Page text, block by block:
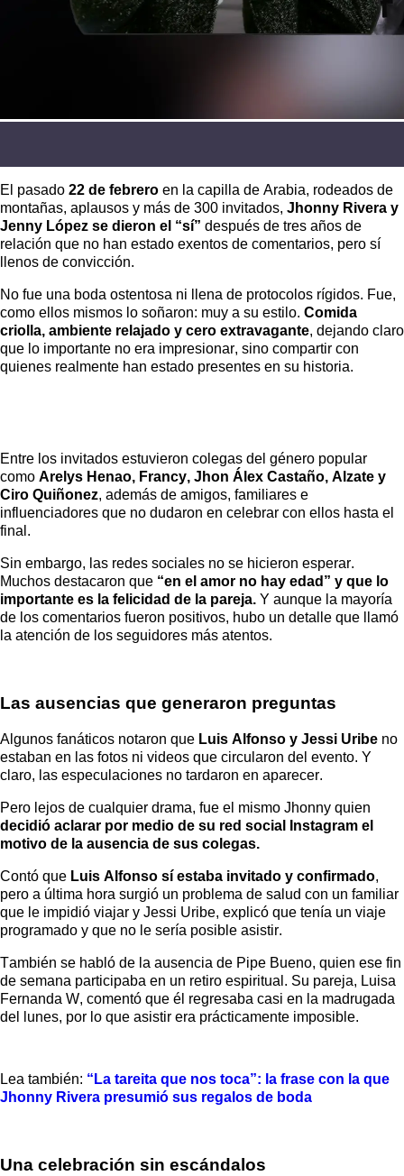
El pasado 22 de febrero en la capilla de Arabia, rodeados de
montañas, aplausos y más de 300 invitados, Jhonny Rivera y
Jenny López se dieron el “sí” después de tres años de
relación que no han estado exentos de comentarios, pero sí
llenos de convicción.
No fue una boda ostentosa ni llena de protocolos rígidos. Fue,
como ellos mismos lo soñaron: muy a su estilo. Comida
criolla, ambiente relajado y cero extravagante, dejando claro
que lo importante no era impresionar, sino compartir con
quienes realmente han estado presentes en su historia.
Entre los invitados estuvieron colegas del género popular
como Arelys Henao, Francy, Jhon Álex Castaño, Alzate y
Ciro Quiñonez, además de amigos, familiares e
influenciadores que no dudaron en celebrar con ellos hasta el
final.
Sin embargo, las redes sociales no se hicieron esperar.
Muchos destacaron que “en el amor no hay edad” y que lo
importante es la felicidad de la pareja. Y aunque la mayoría
de los comentarios fueron positivos, hubo un detalle que llamó
la atención de los seguidores más atentos.
Las ausencias que generaron preguntas
Algunos fanáticos notaron que Luis Alfonso y Jessi Uribe no
estaban en las fotos ni videos que circularon del evento. Y
claro, las especulaciones no tardaron en aparecer.
Pero lejos de cualquier drama, fue el mismo Jhonny quien
decidió aclarar por medio de su red social Instagram el
motivo de la ausencia de sus colegas.
Contó que Luis Alfonso sí estaba invitado y confirmado,
pero a última hora surgió un problema de salud con un familiar
que le impidió viajar y Jessi Uribe, explicó que tenía un viaje
programado y que no le sería posible asistir.
También se habló de la ausencia de Pipe Bueno, quien ese fin
de semana participaba en un retiro espiritual. Su pareja, Luisa
Fernanda W, comentó que él regresaba casi en la madrugada
del lunes, por lo que asistir era prácticamente imposible.
Lea también: “La tareita que nos toca”: la frase con la que
Jhonny Rivera presumió sus regalos de boda
Una celebración sin escándalos